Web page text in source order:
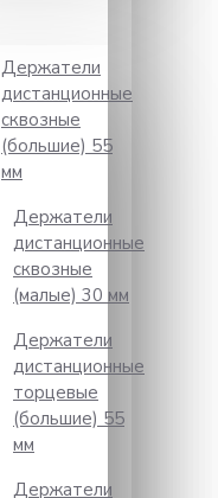
Держатели
дистанционные
сквозные
(большие) 55
мм
Держатели
дистанционные
сквозные
(малые) 30 мм
Держатели
дистанционные
торцевые
(большие) 55
мм
Держатели